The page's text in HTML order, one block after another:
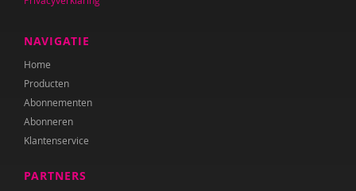
Sebastiaan Baauw
Anne-Floor Bakker
Carolina Bakker
Ina Bakker
NAVIGATIE
Home
Producten
Abonnementen
Abonneren
Klantenservice
PARTNERS